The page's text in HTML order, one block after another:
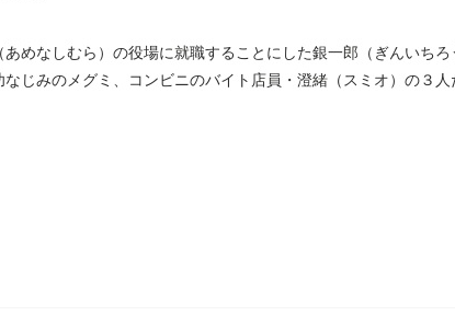
めなしむら）の役場に就職することにした銀一郎（ぎんいち
じみのメグミ、コンビニのバイト店員・澄緒（スミオ）の３人